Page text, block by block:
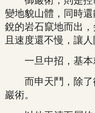
變地貌山體，同時
銳的岩石竄地而出
且速度還不慢，讓人
一旦中招，基本
而申天鬥，除了
巖術。